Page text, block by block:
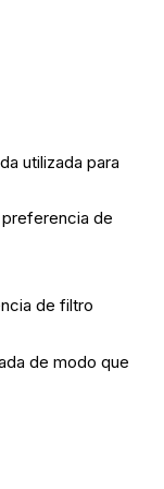
utilizada para
de
de filtro
de modo que